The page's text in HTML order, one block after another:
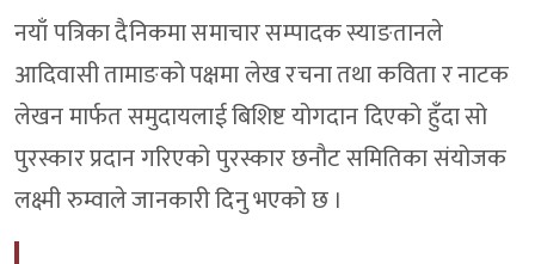
नयाँ पत्रिका दैनिकमा समाचार सम्पादक स्याङतानले
आदिवासी तामाङको पक्षमा लेख रचना तथा कविता र नाटक
लेखन मार्फत समुदायलाई बिशिष्ट योगदान दिएको हुँदा सो
पुरस्कार प्रदान गरिएको पुरस्कार छनौट समितिका संयोजक
लक्ष्मी रुम्वाले जानकारी दिनु भएको छ ।